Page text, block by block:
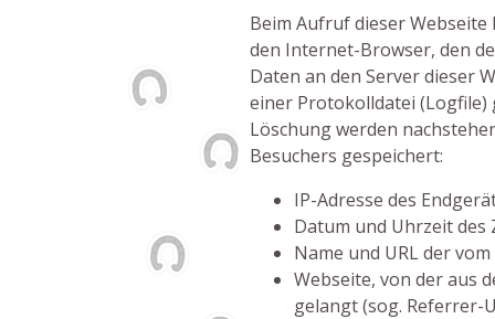
Beim Aufruf dieser
den Internet-Browser, den
Daten an den Server dieser
einer Protokolldatei (Logfile)
Löschung werden
Besuchers gespeichert:
IP-Adresse des
Datum und Uhrzeit des
Name und URL der
Webseite, von der aus
gelangt (sog. Referrer-